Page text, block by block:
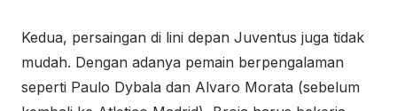
Kedua, persaingan di lini depan Juventus juga tidak
mudah. Dengan adanya pemain berpengalaman
seperti Paulo Dybala dan Alvaro Morata (sebelum